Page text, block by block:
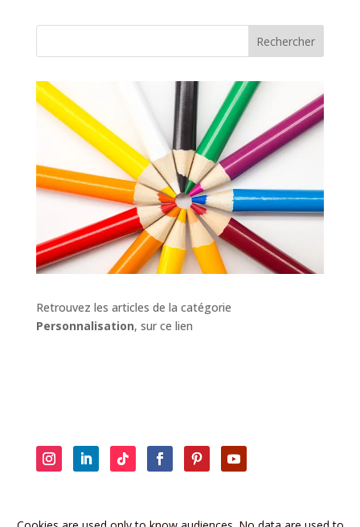
Rechercher
Retrouvez les articles de la catégorie
Personnalisation, sur ce lien